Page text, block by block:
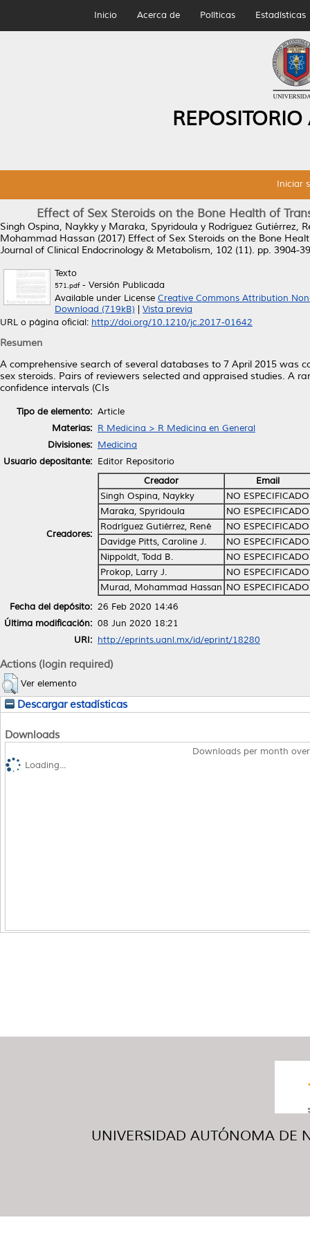
Inicio Acerca de Políticas Estadísticas
Iniciar
Effect of Sex Steroids on the Bone Health of
Singh Ospina, Naykky y Maraka, Spyridoula y Rodríguez Gutiérrez,
Mohammad Hassan (2017) Effect of Sex Steroids on the Bone
Journal of Clinical Endocrinology & Metabolism, 102 (11). pp. 3904-
Texto
571.pdf- Versión Publicada
Available under License Creative Commons Attribution
Download (719kB)
Vista previa
URL o página oficial: http://doi.org/10.1210/jc.2017-01642
Resumen
A comprehensive search of several databases to 7 April 2015 was
sex steroids. Pairs of reviewers selected and appraised studies. A
confidence intervals (CIs
Tipo de elemento: Article
Materias: R Medicina > R Medicina en General
Divisiones: Medicina
Usuario depositante: Editor Repositorio
Creadores:
Creador
Email
Singh Ospina, Naykky
NO ESPECIFICADO
Maraka, Spyridoula
NO ESPECIFICADO
Rodríguez Gutiérrez, René
NO ESPECIFICADO
Davidge Pitts, Caroline J.
NO ESPECIFICADO
Nippoldt, Todd B.
NO ESPECIFICADO
Prokop, Larry J.
NO ESPECIFICADO
Murad, Mohammad Hassan NO ESPECIFICADO
Fecha del depósito: 26 Feb 2020 14:46
Última modificación: 08 Jun 2020 18:21
URI: http://eprints.uanl.mx/id/eprint/18280
Actions (login required)
Ver elemento
Descargar estadísticas
Downloads
Downloads per month
Loading...
UNIVERSIDAD AUTÓNOMA DE